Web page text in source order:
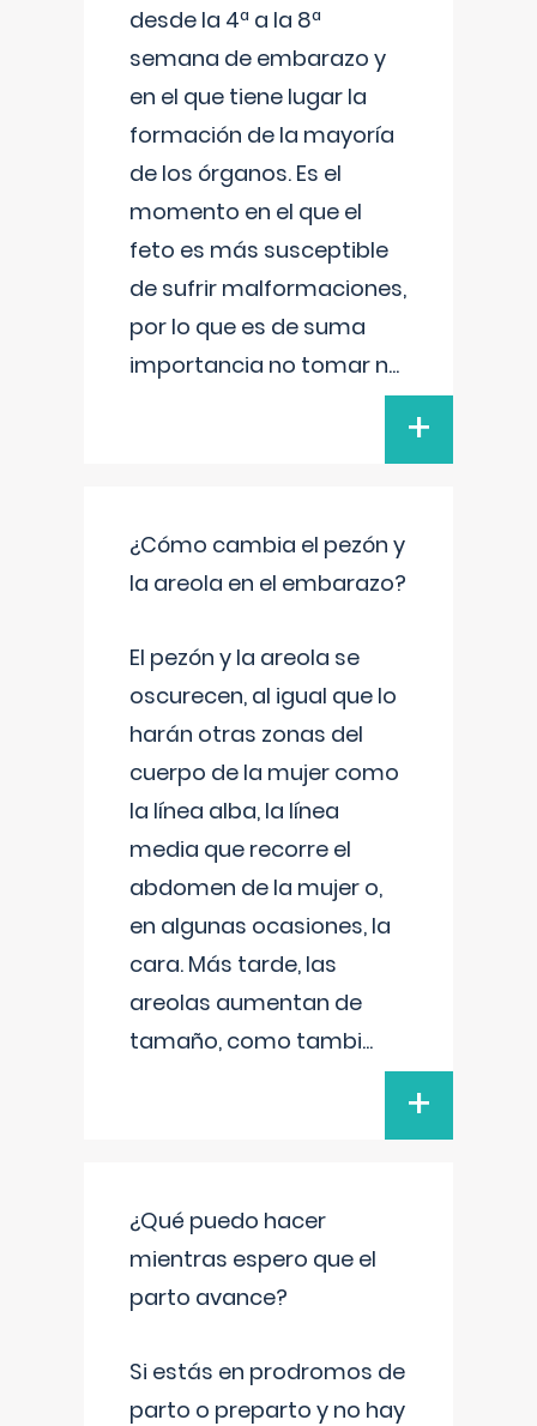
desde la 4ª a la 8ª
semana de embarazo y
en el que tiene lugar la
formación de la mayoría
de los órganos. Es el
momento en el que el
feto es más susceptible
de sufrir malformaciones,
por lo que es de suma
importancia no tomar n...
+
¿Cómo cambia el pezón y
la areola en el embarazo?
El pezón y la areola se
oscurecen, al igual que lo
harán otras zonas del
cuerpo de la mujer como
la línea alba, la línea
media que recorre el
abdomen de la mujer o,
en algunas ocasiones, la
cara. Más tarde, las
areolas aumentan de
tamaño, como tambi...
+
¿Qué puedo hacer
mientras espero que el
parto avance?
Si estás en prodromos de
parto o preparto y no hay